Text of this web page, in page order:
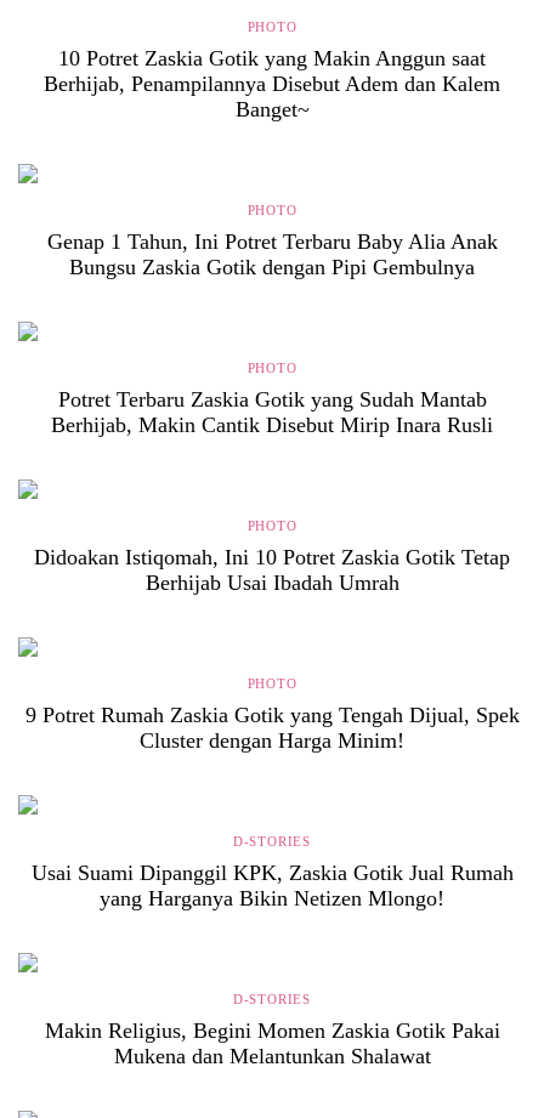
PHOTO
10 Potret Zaskia Gotik yang Makin Anggun saat
Berhijab, Penampilannya Disebut Adem dan Kalem
Banget~
PHOTO
Genap 1 Tahun, Ini Potret Terbaru Baby Alia Anak
Bungsu Zaskia Gotik dengan Pipi Gembulnya
PHOTO
Potret Terbaru Zaskia Gotik yang Sudah Mantab
Berhijab, Makin Cantik Disebut Mirip Inara Rusli
PHOTO
Didoakan Istiqomah, Ini 10 Potret Zaskia Gotik Tetap
Berhijab Usai Ibadah Umrah
PHOTO
9 Potret Rumah Zaskia Gotik yang Tengah Dijual, Spek
Cluster dengan Harga Minim!
D-STORIES
Usai Suami Dipanggil KPK, Zaskia Gotik Jual Rumah
yang Harganya Bikin Netizen Mlongo!
D-STORIES
Makin Religius, Begini Momen Zaskia Gotik Pakai
Mukena dan Melantunkan Shalawat